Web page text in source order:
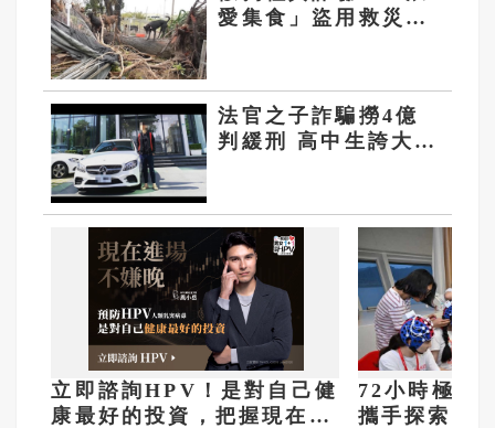
愛集食」盜用救災畫
法官之子詐騙撈4億
判緩刑 高中生誇大資
立即諮詢HPV！是對自己健
康最好的投資，把握現在不
72小時極限
攜手探索AI